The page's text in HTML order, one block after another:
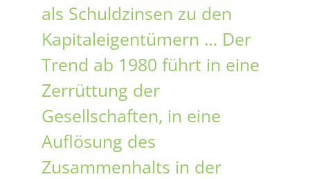
als Schuldzinsen zu den
Kapitaleigentümern … Der
Trend ab 1980 führt in eine
Zerrüttung der
Gesellschaften, in eine
Auflösung des
Zusammenhalts in der